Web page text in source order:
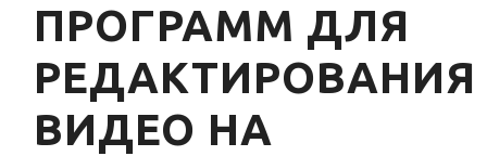
ПРОГРАММ ДЛЯ
РЕДАКТИРОВАНИЯ
ВИДЕО НА